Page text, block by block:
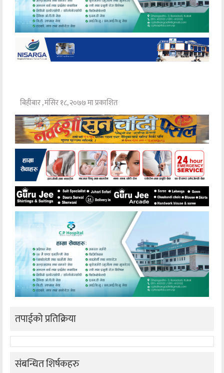
बिहीबार , मंसिर १८, २०७७ मा प्रकाशित
तपाईको प्रतिक्रिया
संबन्धित शिर्षकहरु